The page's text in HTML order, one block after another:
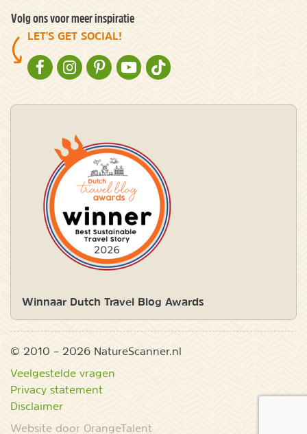
Volg ons voor meer inspiratie
LET'S GET SOCIAL!
NATURESCANNER OP FACEBOOK
NATURESCANNER OP INSTAGRAM
NATURESCANNER OP PINTEREST
NATURESCANNER OP YOUTUBE
NATURESCANNER OP TIKTOK
Winnaar Dutch Travel Blog Awards
© 2010 – 2026 NatureScanner.nl
Veelgestelde vragen
Privacy statement
Disclaimer
Website door OrangeTalent